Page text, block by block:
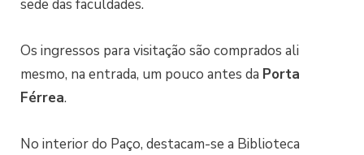
sede das faculdades.
Os ingressos para visitação são comprados ali
mesmo, na entrada, um pouco antes da Porta
Férrea.
No interior do Paço, destacam-se a Biblioteca